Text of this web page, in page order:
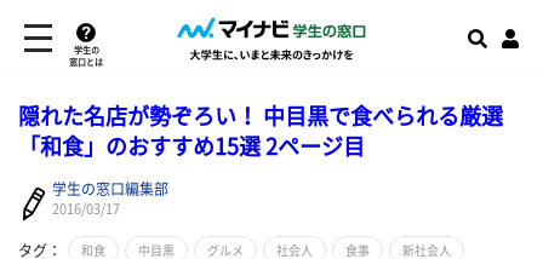
学生の
窓口とは
隠れた名店が勢ぞろい！ 中目黒で食べられる厳選
「和食」のおすすめ15選 2ページ目
学生の窓口編集部
2016/03/17
タグ： 和食 中目黒 グルメ 社会人 食事 新社会人